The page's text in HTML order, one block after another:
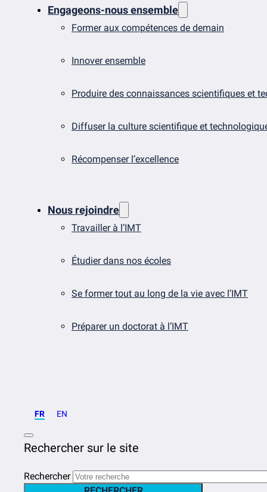
Engageons-nous ensemble
Former aux compétences de demain
Innover ensemble
Produire des connaissances scientifiques et
Diffuser la culture scientifique et
Récompenser l’excellence
Nous rejoindre
Travailler à l’IMT
Étudier dans nos écoles
Se former tout au long de la vie avec l’IMT
Préparer un doctorat à l’IMT
FR EN
Rechercher sur le site
Rechercher